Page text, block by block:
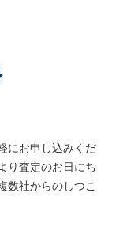
にお申し込みくだ
り査定のお日にち
数社からのしつこ